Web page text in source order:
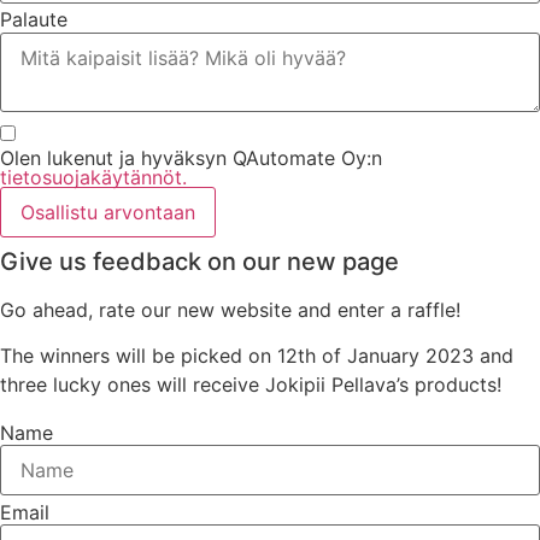
Palaute
Olen lukenut ja hyväksyn QAutomate Oy:n
tietosuojakäytännöt.
Osallistu arvontaan
Give us feedback on our new page
Go ahead, rate our new website and enter a raffle!
The winners will be picked on 12th of January 2023 and
three lucky ones will receive Jokipii Pellava’s products!
Name
Email